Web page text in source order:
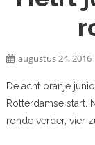
augustus 24, 2016
De acht oranje
Rotterdamse start.
ronde verder, vier